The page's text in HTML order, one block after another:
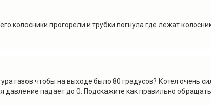
колосники прогорели и трубки погнула где лежат
газов чтобы на выходе было 80 градусов? Котел очень
падает до 0. Подскажите как правильно